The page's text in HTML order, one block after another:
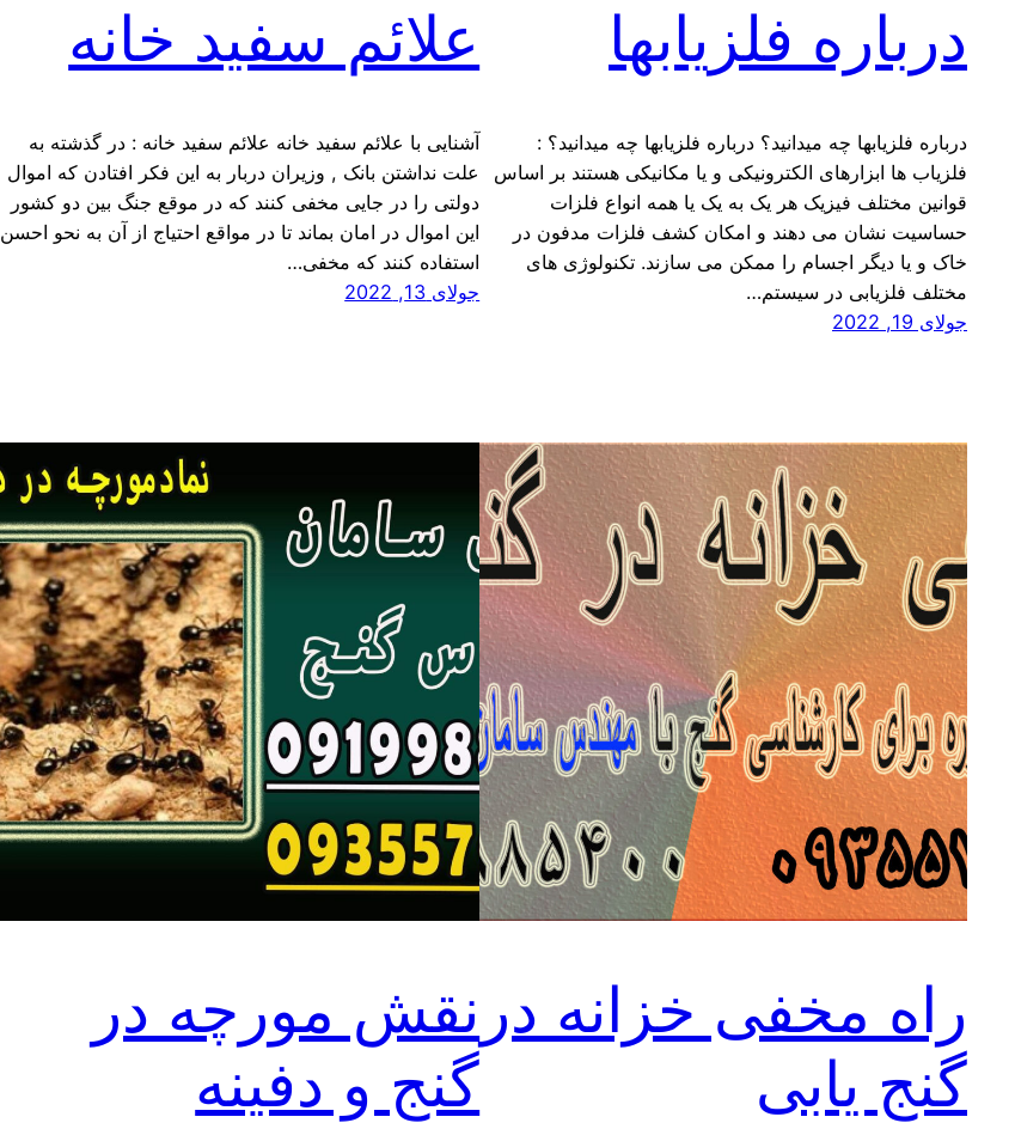
درباره فلزیابها
درباره فلزیابها چه میدانید؟ درباره فلزیابها چه میدانید؟ :
فلزیاب ها ابزارهای الکترونیکی و یا مکانیکی هستند بر اساس
قوانین مختلف فیزیک هر یک به یک یا همه انواع فلزات
حساسیت نشان می دهند و امکان کشف فلزات مدفون در
خاک و یا دیگر اجسام را ممکن می سازند. تکنولوژی های
مختلف فلزیابی در سیستم…
جولای 19, 2022
علائم سفید خانه
آشنایی با علائم سفید خانه علائم سفید خانه : در گذشته به
علت نداشتن بانک , وزیران دربار به این فکر افتادن که اموال
دولتی را در جایی مخفی کنند که در موقع جنگ بین دو کشور
این اموال در امان بماند تا در مواقع احتیاج از آن به نحو احسن
استفاده کنند که مخفی…
جولای 13, 2022
راه مخفی خزانه در
گنج یابی
نقش مورچه در
گنج و دفینه